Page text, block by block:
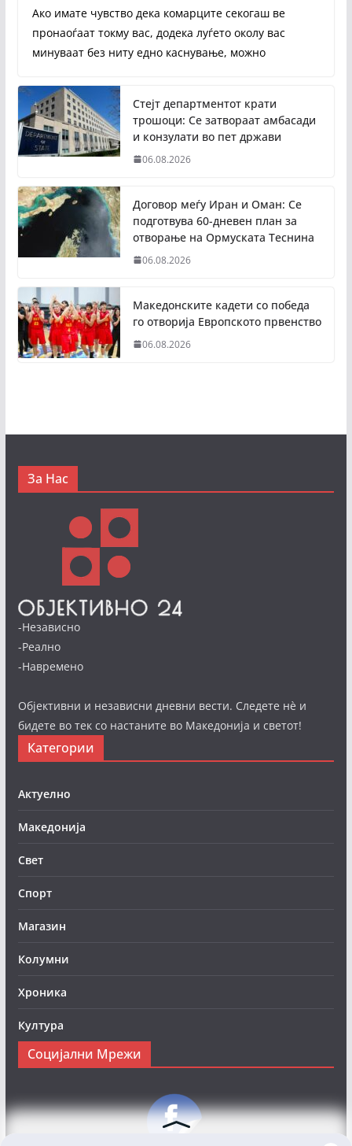
Ако имате чувство дека комарците секогаш ве
пронаоѓаат токму вас, додека луѓето околу вас
минуваат без ниту едно каснување, можно
Стејт департментот крати
трошоци: Се затвораат амбасади
и конзулати во пет држави
06.08.2026
Договор меѓу Иран и Оман: Се
подготвува 60-дневен план за
отворање на Ормуската Теснина
06.08.2026
Македонските кадети со победа
го отворија Европското првенство
06.08.2026
За Нас
-Независно
-Реално
-Навремено
Објективни и независни дневни вести. Следете нè и
бидете во тек со настаните во Македонија и светот!
Категории
Актуелно
Македонија
Свет
Спорт
Магазин
Колумни
Хроника
Култура
Социјални Мрежи